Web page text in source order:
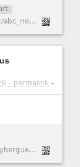
http://www.lesession.co.uk/abc/abc_notation.htm
- permalink -
https://www.numerama.com/cyberguerre/2147741-une-faille-critique-touche-n8n-etes-vous-concernes.html